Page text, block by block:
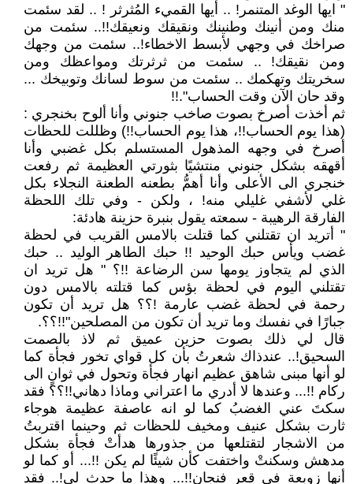
" ايها الوغد المتنمر! .. أيها القميء المُثرثر ! .. لقد سئمت
منك ومن أنينك وطنينك ونقيقك ونعيقك!!.. سئمت من
صراخك في وجهي لأبسط الاخطاء!.. سئمت من وجهك
ومن نقيقك! .. سئمت من ثرثرتك ومواعظك ومن
سخريتك وتهكمك .. سئمت من سوط لسانك وتوبيخك ...
وقد حان الآن وقت الحساب".!!
ثم أخذت أصرخ بصوت صاخب جنوني وأنا ألوح بخنجري :
(هذا يوم الحساب!!، هذا يوم الحساب!!) وظللت للحظات
أصرخ في وجهه المذهول المستسلم بكل غضبي وأنا
أقهقه بشكل جنوني منتشيًا بثورتي العظيمة ثم رفعت
خنجري الى الأعلى وأنا أهمُّ بطعنه الطعنة النجلاء بكل
غلي لأشفي غليلي منه! ، ولكن - وفي تلك اللحظة
الفارقة الرهيبة - سمعته يقول بنبرة حزينة هادئة:
" أتريد ان تقتلني كما قتلت بالامس القريب في لحظة
غضب ويأس حبك الوحيد !! حبك الطاهر الوليد .. حبك
الذي لم يتجاوز يومها سن الرضاعة !!؟ " هل تريد ان
تقتلني اليوم في لحظة بؤس كما قتلته بالامس دون
رحمة في لحظة غضب عارمة !؟؟ هل تريد أن تكون
جبارًا في نفسك وما تريد أن تكون من المصلحين"!!؟؟.
قال لي ذلك بصوت حزين عميق ثم لاذ بالصمت
السحيق!.. عندذاك شعرتُ بأن كل قواي تخور فجأة كما
لو أنها مبنى شاهق عظيم انهار فجأة وتحول في ثوانٍ الى
ركام !!... وعندها لا أدري ما اعتراني وماذا دهاني!!؟؟ فقد
سكتَ عني الغضبُ كما لو انه عاصفة عظيمة هوجاء
ثارت بشكل عنيف ومخيف للحظات ثم وحينما اقتربتُ
من الاشجار لتقتلعها من جذورها هدأتْ فجأة بشكل
مدهش وسكنتْ واختفت كأن شيئًا لم يكن !!... أو كما لو
أنها زوبعة في قعر فنجان!!... وهذا ما حدث لي!.. فقد